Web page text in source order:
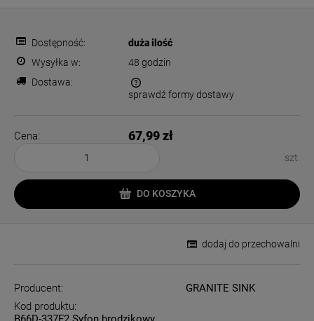
Dostępność:
duża ilość
Wysyłka w:
48 godzin
Dostawa:
Cena nie zawiera ewentualnych kosztów płatności
sprawdź formy dostawy
Cena: 67,99 zł
szt.
DO KOSZYKA
dodaj do przechowalni
Producent:
GRANITE SINK
Kod produktu: